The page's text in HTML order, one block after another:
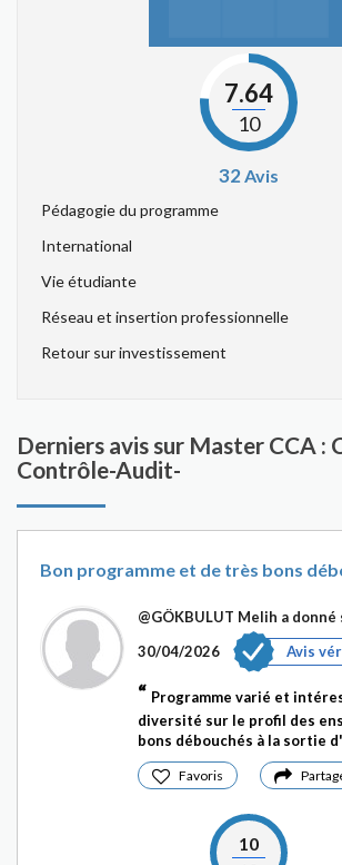
7.64
10
32Avis
Pédagogie du programme
International
Vie étudiante
Réseau et insertion professionnelle
Retour sur investissement
Derniers avis sur Master CCA :
Contrôle-Audit-
Bon programme et de très bons
@GÖKBULUT Melih a donné
30/04/2026
Avis
Programme varié et
diversité sur le profil des
bons débouchés à la sortie
Favoris
10